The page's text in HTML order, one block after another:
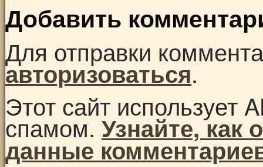
Добавить
Для отправки
авторизоваться.
Этот сайт использует
спамом.Узнайте,
данные